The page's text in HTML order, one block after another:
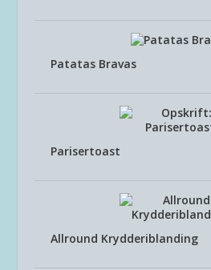
Patatas Bravas
Parisertoast
Allround Krydderiblanding